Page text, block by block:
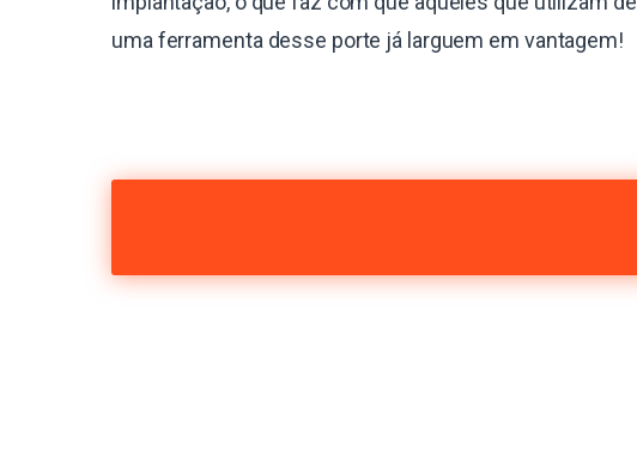
uma ferramenta desse porte já larguem em vantagem!